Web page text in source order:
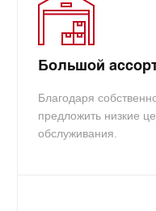
Большой
Благодаря
предложить низкие
обслуживания.